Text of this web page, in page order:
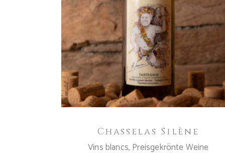
IN DEN WARENKORB
Chasselas Silène
Vins blancs, Preisgekrönte Weine